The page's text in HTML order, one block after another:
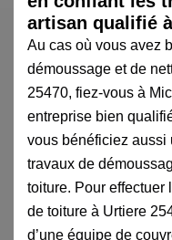
artisan qualifié
Au cas où vous avez
démoussage et de
25470, fiez-vous à
entreprise bien
vous bénéficiez
travaux de
toiture. Pour effectuer
de toiture à Urtiere
d’une équipe de